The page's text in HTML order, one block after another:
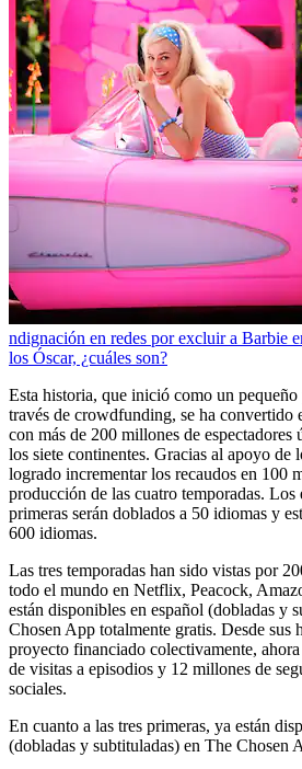
ndignación en redes por excluir a Barbie
los Óscar, ¿cuáles son?
Esta historia, que inició como un
través de crowdfunding, se ha convertido
con más de 200 millones de espectadores
los siete continentes. Gracias al apoyo de
logrado incrementar los recaudos en 100
producción de las cuatro temporadas. Los
primeras serán doblados a 50 idiomas y
600 idiomas.
Las tres temporadas han sido vistas por
todo el mundo en Netflix, Peacock,
están disponibles en español (dobladas y
Chosen App totalmente gratis. Desde sus
proyecto financiado colectivamente,
de visitas a episodios y 12 millones de
sociales.
En cuanto a las tres primeras, ya están
(dobladas y subtituladas) en The Chosen